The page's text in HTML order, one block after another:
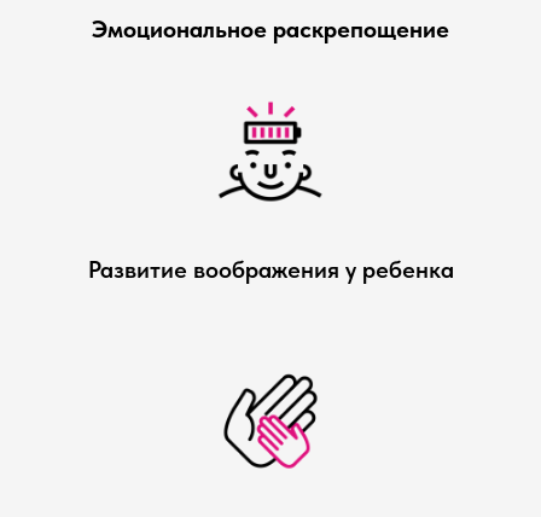
Эмоциональное раскрепощение
Развитие воображения у ребенка